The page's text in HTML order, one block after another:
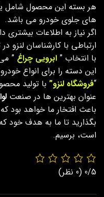
هر بسته این محصول شامل
های جلوی خودرو می باشد.
اگر نیاز به اطلاعات بیشتری
ارتباطی با کارشناسان لنزو
با انتخاب ” ابرویی چراغ ”
این دسته را برای انواع
“فروشگاه لنزو” با تولید
عنوان بهترین ها در صنعت
باعث افتخار ما خواهد بود
بگذارید تا ما به هدف خود
است، برسیم.
0/5 (0 نظر)